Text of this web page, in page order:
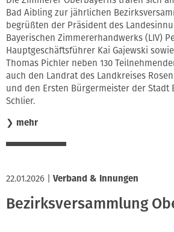
Bad Aibling zur jährlichen
begrüßten der Präsident des
Bayerischen Zimmererhandwerks (LIV)
Hauptgeschäftsführer Kai Gajewski
Thomas Pichler neben 130
auch den Landrat des Landkreises
und den Ersten Bürgermeister der Stadt
Schlier.
❯ mehr
22.01.2026 Verband & Innungen
Bezirksversammlung